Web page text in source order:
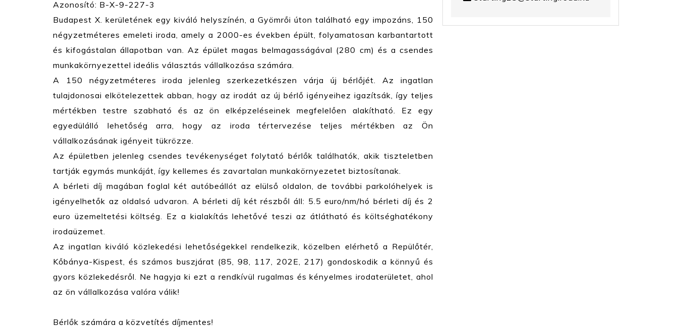
Azonosító: B-X-9-227-3
Budapest X. kerületének egy kiváló helyszínén, a Gyömrői úton található egy impozáns, 150
négyzetméteres emeleti iroda, amely a 2000-es években épült, folyamatosan karbantartott
és kifogástalan állapotban van. Az épület magas belmagasságával (280 cm) és a csendes
munkakörnyezettel ideális választás vállalkozása számára.
A 150 négyzetméteres iroda jelenleg szerkezetkészen várja új bérlőjét. Az ingatlan
tulajdonosai elkötelezettek abban, hogy az irodát az új bérlő igényeihez igazítsák, így teljes
mértékben testre szabható és az ön elképzeléseinek megfelelően alakítható. Ez egy
egyedülálló lehetőség arra, hogy az iroda tértervezése teljes mértékben az Ön
vállalkozásának igényeit tükrözze.
Az épületben jelenleg csendes tevékenységet folytató bérlők találhatók, akik tiszteletben
tartják egymás munkáját, így kellemes és zavartalan munkakörnyezetet biztosítanak.
A bérleti díj magában foglal két autóbeállót az elülső oldalon, de további parkolóhelyek is
igényelhetők az oldalsó udvaron. A bérleti díj két részből áll: 5.5 euro/nm/hó bérleti díj és 2
euro üzemeltetési költség. Ez a kialakítás lehetővé teszi az átlátható és költséghatékony
irodaüzemet.
Az ingatlan kiváló közlekedési lehetőségekkel rendelkezik, közelben elérhető a Repülőtér,
Kőbánya-Kispest, és számos buszjárat (85, 98, 117, 202E, 217) gondoskodik a könnyű és
gyors közlekedésről. Ne hagyja ki ezt a rendkívül rugalmas és kényelmes irodaterületet, ahol
az ön vállalkozása valóra válik!
Bérlők számára a közvetítés díjmentes!